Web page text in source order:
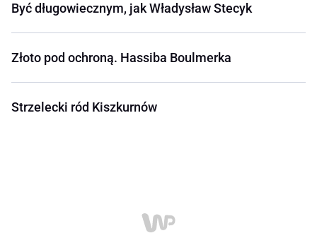
Być długowiecznym, jak Władysław Stecyk
Złoto pod ochroną. Hassiba Boulmerka
Strzelecki ród Kiszkurnów